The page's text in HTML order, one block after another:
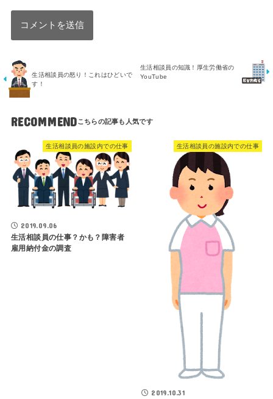
生活相談員の怒り！これはひどいで
す！
生活相談員の知識！厚生労働省の
YouTube
RECOMMEND
生活相談員の施設内での仕事
2019.09.06
生活相談員の仕事？かも？障害者
雇用納付金の調査
生活相談員の施設内での仕事
2019.10.31